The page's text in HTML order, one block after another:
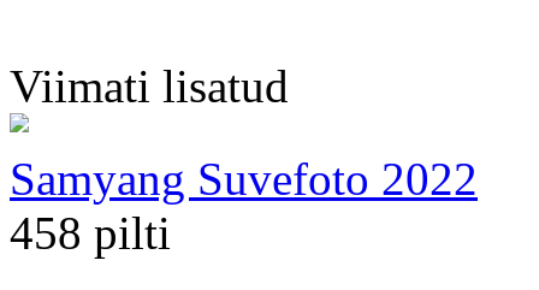
Viimati lisatud
Samyang Suvefoto 2022
458 pilti